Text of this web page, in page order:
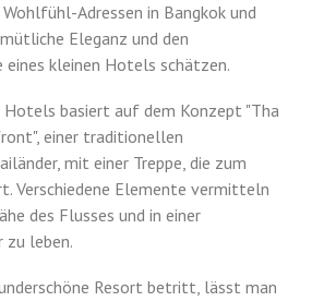
Adressen in Bangkok und
Eleganz und den
eines kleinen Hotels schätzen.
basiert auf dem Konzept "Tha
einer traditionellen
mit einer Treppe, die zum
Verschiedene Elemente vermitteln
des Flusses und in einer
zu leben.
Resort betritt, lässt man